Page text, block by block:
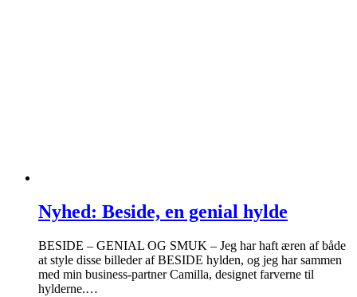
Nyhed: Beside, en genial hylde
BESIDE – GENIAL OG SMUK – Jeg har haft æren af både
at style disse billeder af BESIDE hylden, og jeg har sammen
med min business-partner Camilla, designet farverne til
hylderne.…